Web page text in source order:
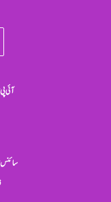
آئی پی
سائنس